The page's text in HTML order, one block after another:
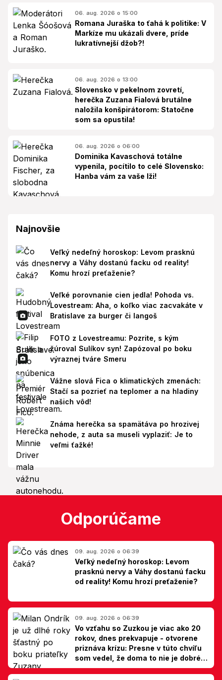
06. aug. 2026 o 15:00
Romana Juraška to ťahá k politike: V
Markíze mu ukázali dvere, príde
lukratívnejší džob?!
06. aug. 2026 o 13:00
Slovensko v pekelnom zovretí,
herečka Zuzana Fialová brutálne
naložila konšpirátorom: Statočne
som sa opustila!
06. aug. 2026 o 06:00
Dominika Kavaschová totálne
vypenila, pocítilo to celé Slovensko:
Hanba vám za vaše lži!
Najnovšie
Veľký nedeľný horoskop: Levom prasknú
nervy a Váhy dostanú facku od reality!
Komu hrozí preťaženie?
Veľké porovnanie cien jedla! Pohoda vs.
Lovestream: Aha, o koľko viac zacvakáte v
Bratislave za burger či langoš
FOTO z Lovestreamu: Pozrite, s kým
žúroval Sulíkov syn! Zapózoval po boku
výraznej tváre Smeru
Vážne slová Fica o klimatických zmenách:
Stačí sa pozrieť na teplomer a na hladiny
našich vôd!
Známa herečka sa spamätáva po hrozivej
nehode, z auta sa museli vyplaziť: Je to
veľmi ťažké!
Odporúčame
09. aug. 2026 o 06:39
Veľký nedeľný horoskop: Levom
prasknú nervy a Váhy dostanú facku
od reality! Komu hrozí preťaženie?
09. aug. 2026 o 06:39
Vo vzťahu so Zuzkou je viac ako 20
rokov, dnes prekvapuje - otvorene
priznáva krízu: Presne v túto chvíľu
som vedel, že doma to nie je dobré,
hovorí Milan Ondrík